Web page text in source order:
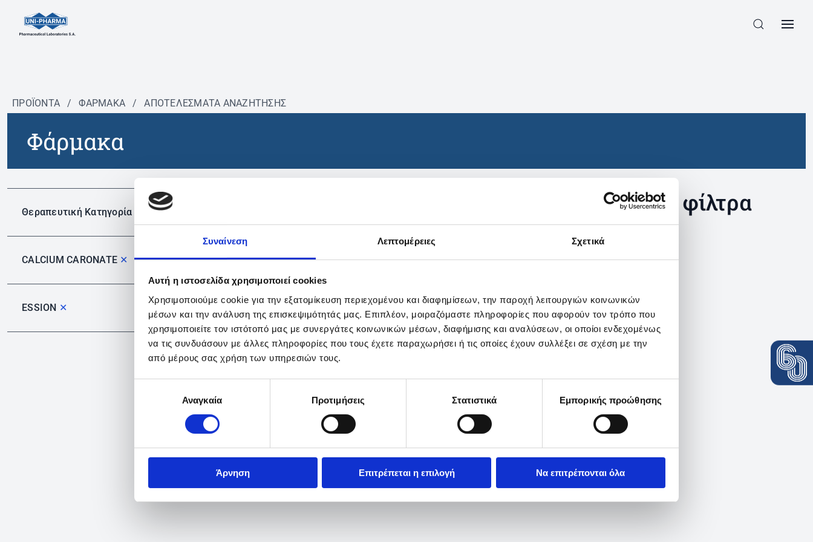
Συναίνεση Λεπτομέρειες Σχετικά
Αυτή η ιστοσελίδα χρησιμοποιεί cookies
Χρησιμοποιούμε cookie για την εξατομίκευση περιεχομένου και διαφημίσεων, την παροχή λειτουργιών κοινωνικών
μέσων και την ανάλυση της επισκεψιμότητάς μας. Επιπλέον, μοιραζόμαστε πληροφορίες που αφορούν τον τρόπο που
χρησιμοποιείτε τον ιστότοπό μας με συνεργάτες κοινωνικών μέσων, διαφήμισης και αναλύσεων, οι οποίοι ενδεχομένως
να τις συνδυάσουν με άλλες πληροφορίες που τους έχετε παραχωρήσει ή τις οποίες έχουν συλλέξει σε σχέση με την
από μέρους σας χρήση των υπηρεσιών τους.
συγκατάθεσηςΑναγκαία Προτιμήσεις Στατιστικά Εμπορικής προώθησης
Άρνηση Επιτρέπεται η επιλογή Να επιτρέπονται όλα
ΠΡΟΪΟΝΤΑ / ΦΆΡΜΑΚΑ / ΑΠΟΤΕΛΕΣΜΑΤΑ ΑΝΑΖΗΤΗΣΗΣ
Φάρμακα
Θεραπευτική Κατηγορία
CALCIUM CARONATE ✕
ESSION ✕
Δεν βρέθηκαν προϊόντα με τα συγκεκριμένα φίλτρα